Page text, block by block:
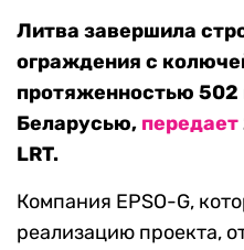
Литва завершила
ограждения с
протяженностью 502
Беларусью, передает
LRT.
Компания EPSO-G,
реализацию проекта,